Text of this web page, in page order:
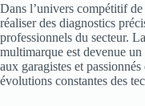
Dans l’univers compétitif
réaliser des diagnostics
professionnels du secteur.
multimarque est devenue
aux garagistes et
évolutions constantes des